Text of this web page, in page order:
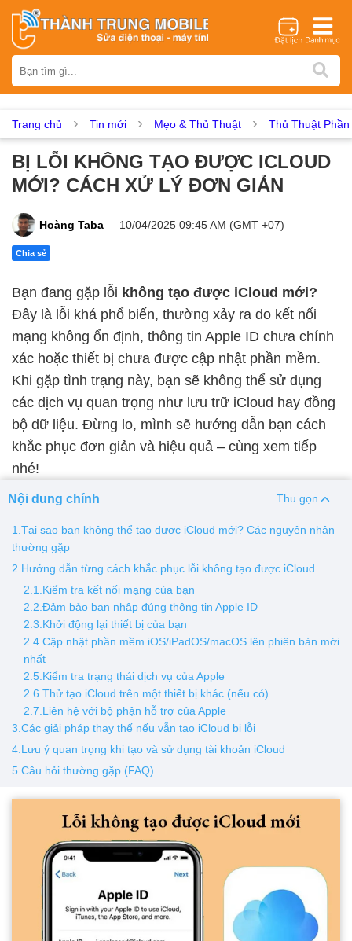
iPhone Samsung Oppo Xiaomi Realme Vivo
Asus Sony Vertu LG Tecno
Dịch vụ sửa chữa
Thay loa Thay kính lưng Thay vỏ Thay chân sạc
Màn hình Xiaomi Màn hình Vivo
Màn hình Vsmart Màn hình Google Pixel
Thay pin
Pin iPhone Pin Samsumg Pin Oppo Pin Xiaomi
Pin Realme
Vỏ iPhone
Trang chủ Tin mới Mẹo & Thủ Thuật Thủ Thuật
BỊ LỖI KHÔNG TẠO ĐƯỢC ICLOUD
MỚI? CÁCH XỬ LÝ ĐƠN GIẢN
Hoàng Taba 10/04/2025 09:45 AM (GMT +07)
Chia sẻ
Bạn đang gặp lỗi không tạo được iCloud mới?
Đây là lỗi khá phổ biến, thường xảy ra do kết nối
mạng không ổn định, thông tin Apple ID chưa chính
xác hoặc thiết bị chưa được cập nhật phần mềm.
Khi gặp tình trạng này, bạn sẽ không thể sử dụng
các dịch vụ quan trọng như lưu trữ iCloud hay đồng
bộ dữ liệu. Đừng lo, mình sẽ hướng dẫn bạn cách
khắc phục đơn giản và hiệu quả – cùng xem tiếp
nhé!
Nội dung chính Thu gọn
1.Tại sao bạn không thể tạo được iCloud mới? Các nguyên nhân
thường gặp
2.Hướng dẫn từng cách khắc phục lỗi không tạo được iCloud
2.1.Kiểm tra kết nối mạng của bạn
2.2.Đảm bảo bạn nhập đúng thông tin Apple ID
2.3.Khởi động lại thiết bị của bạn
2.4.Cập nhật phần mềm iOS/iPadOS/macOS lên phiên bản mới
nhất
2.5.Kiểm tra trạng thái dịch vụ của Apple
2.6.Thử tạo iCloud trên một thiết bị khác (nếu có)
2.7.Liên hệ với bộ phận hỗ trợ của Apple
3.Các giải pháp thay thế nếu vẫn tạo iCloud bị lỗi
4.Lưu ý quan trọng khi tạo và sử dụng tài khoản iCloud
5.Câu hỏi thường gặp (FAQ)